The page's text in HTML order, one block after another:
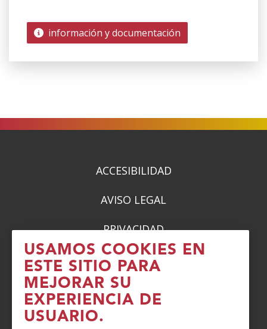
USAMOS COOKIES EN
ESTE SITIO PARA
MEJORAR SU
EXPERIENCIA DE
USUARIO.
información y documentación
ACCESIBILIDAD
AVISO LEGAL
PRIVACIDAD
POLÍTICA DE COOKIES
DENUNCIAS